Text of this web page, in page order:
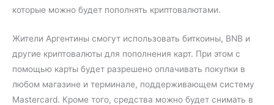
которые можно будет пополнять криптовалютами.
Жители Аргентины смогут использовать биткоины, BNB и
другие криптовалюты для пополнения карт. При этом с
помощью карты будет разрешено оплачивать покупки в
любом магазине и терминале, поддерживающем систему
Mastercard. Кроме того, средства можно будет снимать в